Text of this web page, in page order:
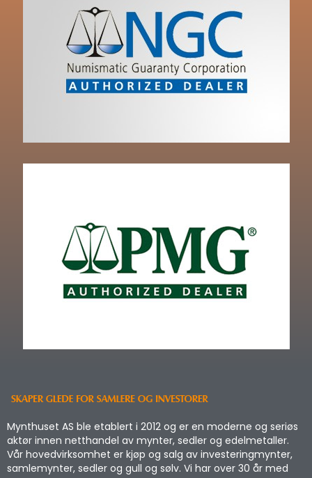
Mynthuset AS ble etablert i 2012 og er en moderne og seriøs
aktør innen netthandel av mynter, sedler og edelmetaller.
Vår hovedvirksomhet er kjøp og salg av investeringmynter,
samlemynter, sedler og gull og sølv. Vi har over 30 år med